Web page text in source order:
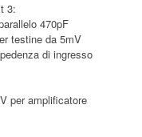
3:
470pF
testine da 5mV
di ingresso
per amplificatore